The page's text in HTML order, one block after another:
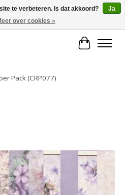
shipping!
Pack (CRP077)
te verbeteren. Is dat akkoord?
Ja
over cookies »